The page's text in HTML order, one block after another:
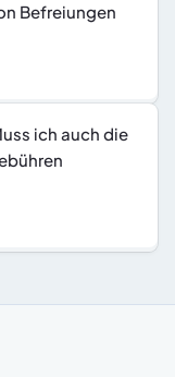
Befreiungen
ich auch die